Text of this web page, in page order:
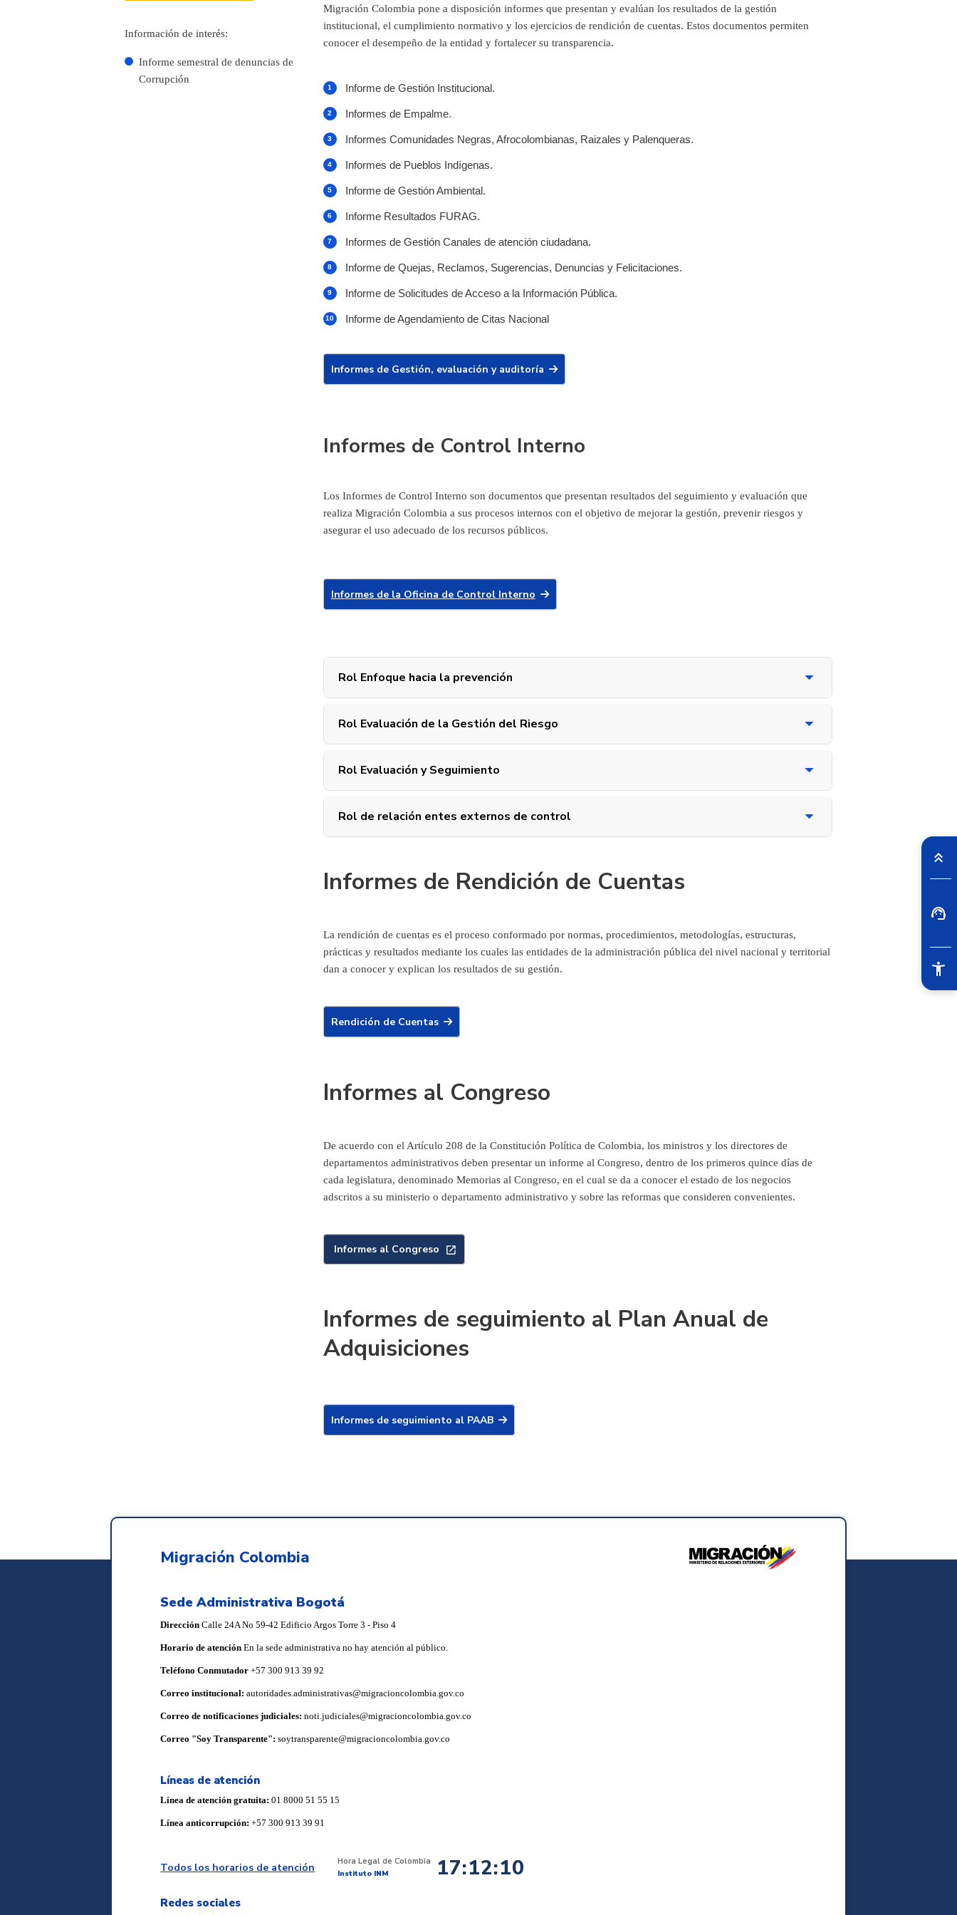
Información de interés:
Informe semestral de denuncias de
Corrupción
Migración Colombia pone a disposición informes que presentan y evalúan los resultados de la gestión
institucional, el cumplimiento normativo y los ejercicios de rendición de cuentas. Estos documentos permiten
conocer el desempeño de la entidad y fortalecer su transparencia.
Informe de Gestión Institucional.
Informes de Empalme.
Informes Comunidades Negras, Afrocolombianas, Raizales y Palenqueras.
Informes de Pueblos Indígenas.
Informe de Gestión Ambiental.
Informe Resultados FURAG.
Informes de Gestión Canales de atención ciudadana.
Informe de Quejas, Reclamos, Sugerencias, Denuncias y Felicitaciones.
Informe de Solicitudes de Acceso a la Información Pública.
Informe de Agendamiento de Citas Nacional
Informes de Gestión, evaluación y auditoría
Informes de Control Interno
Los Informes de Control Interno son documentos que presentan resultados del seguimiento y evaluación que
realiza Migración Colombia a sus procesos internos con el objetivo de mejorar la gestión, prevenir riesgos y
asegurar el uso adecuado de los recursos públicos.
Informes de la Oficina de Control Interno
Rol Enfoque hacia la prevención
Rol Evaluación de la Gestión del Riesgo
Rol Evaluación y Seguimiento
Rol de relación entes externos de control
Informes de Rendición de Cuentas
La rendición de cuentas es el proceso conformado por normas, procedimientos, metodologías, estructuras,
prácticas y resultados mediante los cuales las entidades de la administración pública del nivel nacional y territorial
dan a conocer y explican los resultados de su gestión.
Rendición de Cuentas
Informes al Congreso
De acuerdo con el Artículo 208 de la Constitución Política de Colombia, los ministros y los directores de
departamentos administrativos deben presentar un informe al Congreso, dentro de los primeros quince días de
cada legislatura, denominado Memorias al Congreso, en el cual se da a conocer el estado de los negocios
adscritos a su ministerio o departamento administrativo y sobre las reformas que consideren convenientes.
Informes al Congreso
Informes de seguimiento al Plan Anual de
Adquisiciones
Informes de seguimiento al PAAB
Migración Colombia
Sede Administrativa Bogotá
DirecciónCalle 24A No 59-42 Edificio Argos Torre 3 - Piso 4
Horario de atenciónEn la sede administrativa no hay atención al público.
Teléfono Conmutador+57 300 913 39 92
Correo institucional:autoridades.administrativas@migracioncolombia.gov.co
Correo de notificaciones judiciales:noti.judiciales@migracioncolombia.gov.co
Correo "Soy Transparente":soytransparente@migracioncolombia.gov.co
Líneas de atención
Línea de atención gratuita:01 8000 51 55 15
Línea anticorrupción:+57 300 913 39 91
Todos los horarios de atención Hora Legal de Colombia 17:12:11
Instituto INM
Redes sociales